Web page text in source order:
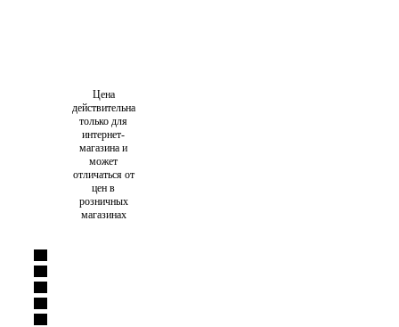
Цена
действительна
только для
интернет-
магазина и
может
отличаться от
цен в
розничных
магазинах